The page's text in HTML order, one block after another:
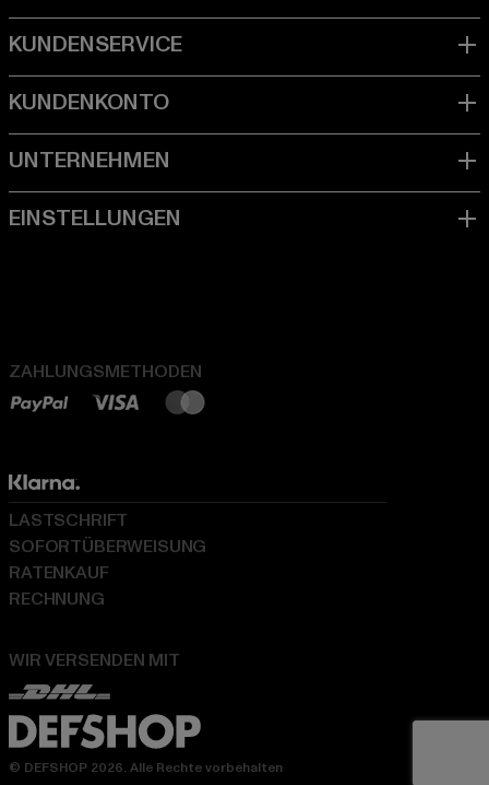
ZAHLUNGSMETHODEN
WIR VERSENDEN MIT
LASTSCHRIFT
SOFORTÜBERWEISUNG
RATENKAUF
RECHNUNG
© DEFSHOP 2026. Alle Rechte vorbehalten